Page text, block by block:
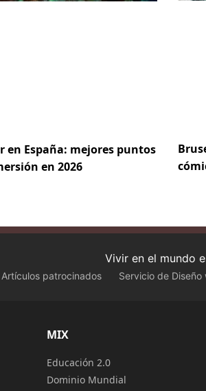
en España: mejores puntos
en 2026
Vivir en el mundo
Artículos patrocinados Servicio de Diseño
MIX
Educación 2.0
Dominio Mundial